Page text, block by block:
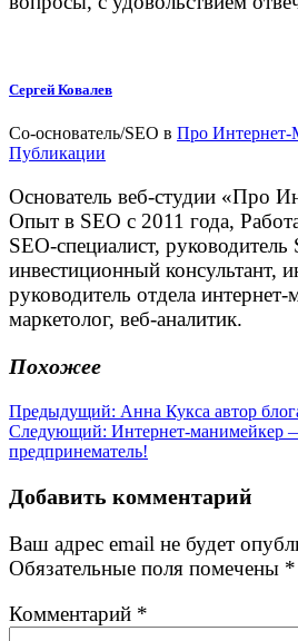
Сергей Ковалев
Со-основатель/SEO в Про Интернет-
Публикации
Основатель веб-студии «Про
Опыт в SEO с 2011 года,
SEO-специалист, руководитель
инвестиционный консультант,
руководитель отдела интернет-
маркетолог, веб-аналитик.
Похожее
Навигация
по
записям
Предыдущий: Предыдущая
запись:
Анна Кукса автор
Следующий: Следующая
запись:
Интернет-манимейкер
предпринематель!
Добавить комментарий
Ваш адрес email не будет
Обязательные поля помечены *
Комментарий *